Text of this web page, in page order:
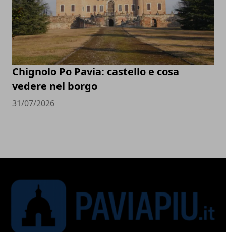
Chignolo Po Pavia: castello e cosa
vedere nel borgo
31/07/2026